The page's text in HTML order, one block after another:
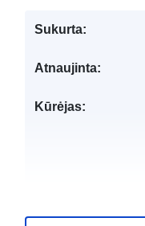
Sukurta:
Atnaujinta:
Kūrėjas: